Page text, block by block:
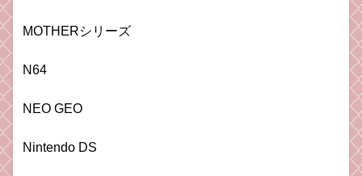
MOTHERシリーズ
N64
NEO GEO
Nintendo DS